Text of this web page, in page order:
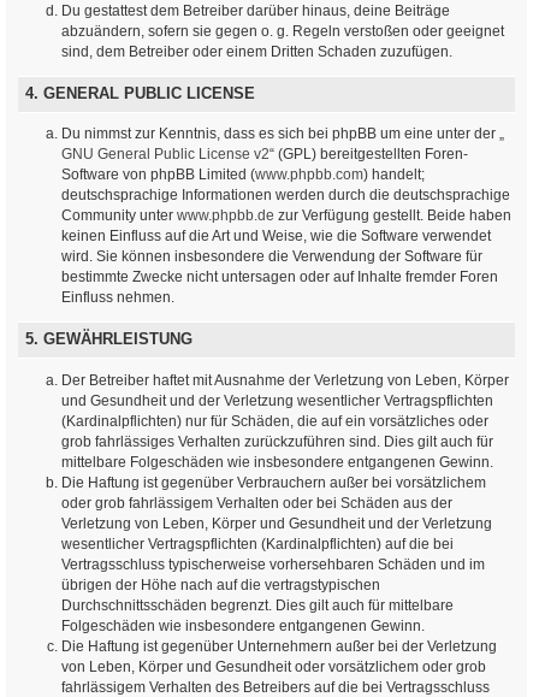
Du gestattest dem Betreiber darüber hinaus, deine Beiträge
abzuändern, sofern sie gegen o. g. Regeln verstoßen oder geeignet
sind, dem Betreiber oder einem Dritten Schaden zuzufügen.
4. GENERAL PUBLIC LICENSE
Du nimmst zur Kenntnis, dass es sich bei phpBB um eine unter der „
GNU General Public License v2“ (GPL) bereitgestellten Foren-
Software von phpBB Limited (www.phpbb.com) handelt;
deutschsprachige Informationen werden durch die deutschsprachige
Community unter www.phpbb.de zur Verfügung gestellt. Beide haben
keinen Einfluss auf die Art und Weise, wie die Software verwendet
wird. Sie können insbesondere die Verwendung der Software für
bestimmte Zwecke nicht untersagen oder auf Inhalte fremder Foren
Einfluss nehmen.
5. GEWÄHRLEISTUNG
Der Betreiber haftet mit Ausnahme der Verletzung von Leben, Körper
und Gesundheit und der Verletzung wesentlicher Vertragspflichten
(Kardinalpflichten) nur für Schäden, die auf ein vorsätzliches oder
grob fahrlässiges Verhalten zurückzuführen sind. Dies gilt auch für
mittelbare Folgeschäden wie insbesondere entgangenen Gewinn.
Die Haftung ist gegenüber Verbrauchern außer bei vorsätzlichem
oder grob fahrlässigem Verhalten oder bei Schäden aus der
Verletzung von Leben, Körper und Gesundheit und der Verletzung
wesentlicher Vertragspflichten (Kardinalpflichten) auf die bei
Vertragsschluss typischerweise vorhersehbaren Schäden und im
übrigen der Höhe nach auf die vertragstypischen
Durchschnittsschäden begrenzt. Dies gilt auch für mittelbare
Folgeschäden wie insbesondere entgangenen Gewinn.
Die Haftung ist gegenüber Unternehmern außer bei der Verletzung
von Leben, Körper und Gesundheit oder vorsätzlichem oder grob
fahrlässigem Verhalten des Betreibers auf die bei Vertragsschluss